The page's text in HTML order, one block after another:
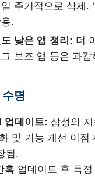
주기적으로 삭제.
.
낮은 앱 정리: 더
보조 앱 등은 과감
명
업데이트: 삼성의
및 기능 개선 이점
됨.
혹 업데이트 후 특